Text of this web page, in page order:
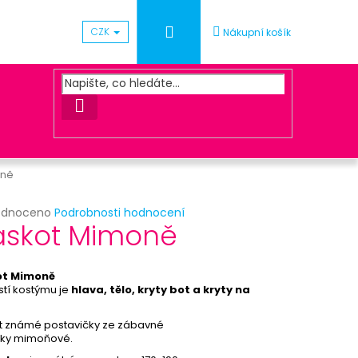
CZK PřihlášeníNákupní košík
HLEDAT
Podrobnosti hodnocení
Mimoně
Mimoně
kostýmu je hlava, tělo, kryty bot a kryty na
známé postavičky ze zábavné
mimoňové.
ZLATÁ